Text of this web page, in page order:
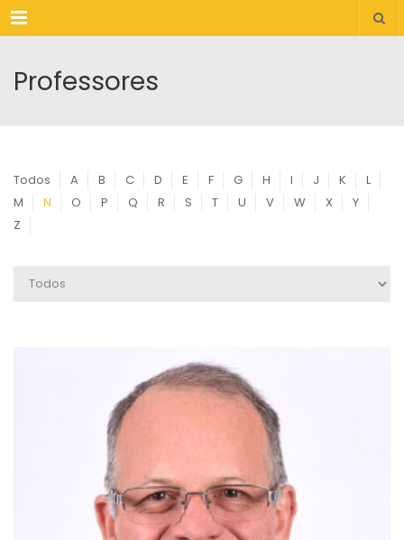
Menu
Professores
Todos A B C D E F G H I J K
L
M
N O P Q R S T U V W X
Y
Z